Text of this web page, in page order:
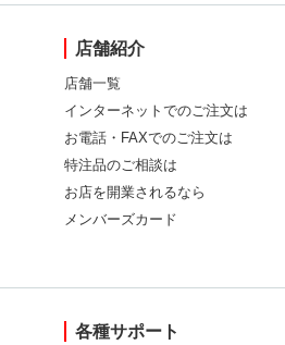
店舗紹介
店舗一覧
インターネットでのご注文は
お電話・FAXでのご注文は
特注品のご相談は
お店を開業されるなら
メンバーズカード
各種サポート